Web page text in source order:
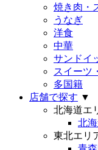
焼き肉・
うなぎ
洋食
中華
サンドイ
スイーツ
多国籍
店舗で探す ▼
北海道エ
北
東北エリ